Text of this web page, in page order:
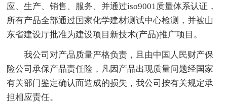
应、生产、销售、服务、并通过iso9001质量体系认证，
所有产品全部通过国家化学建材测试中心检测，并被山
东省建设厅批准为建设项目新技术(产品)推广项目。
我公司对产品质量严格负责，且由中国人民财产保
险公司承保产品责任险，凡因产品出现质量问题经国家
有关部门鉴定确认而造成的损失，我公司按有关规定承
担相应责任。